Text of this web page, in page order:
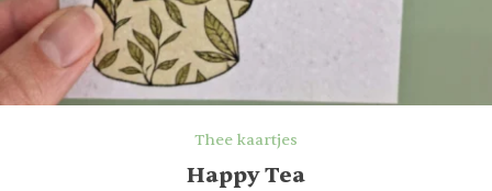
Thee kaartjes
Happy Tea